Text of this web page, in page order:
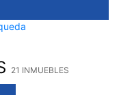
21 INMUEBLES